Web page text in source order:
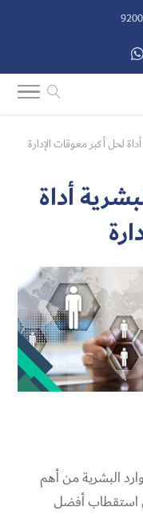
لحل أكبر معوقات الإدارة
أداة
البشرية من أهم
استقطاب أفضل